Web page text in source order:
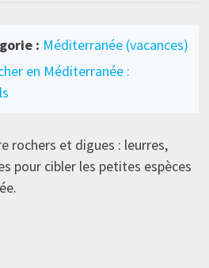
: Méditerranée (vacances)
en Méditerranée :
rochers et digues : leurres,
pour cibler les petites espèces